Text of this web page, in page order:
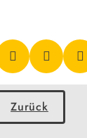
Zurück